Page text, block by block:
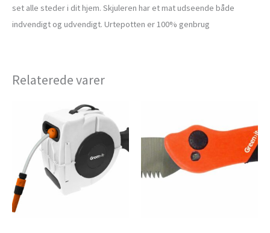
set alle steder i dit hjem. Skjuleren har et mat udseende både
indvendigt og udvendigt. Urtepotten er 100% genbrug
Relaterede varer